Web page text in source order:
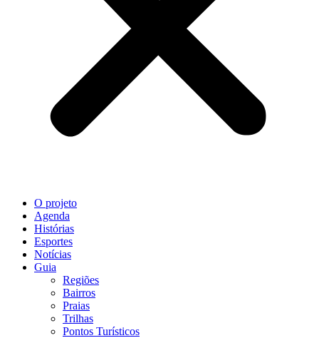
O projeto
Agenda
Histórias
Esportes
Notícias
Guia
Regiões
Bairros
Praias
Trilhas
Pontos Turísticos